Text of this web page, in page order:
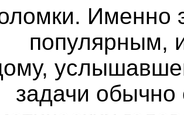
Именно
популярным,
задачи